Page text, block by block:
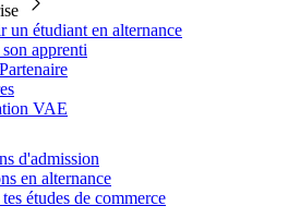
un étudiant en alternance
apprenti
VAE
d'admission
en alternance
études de commerce